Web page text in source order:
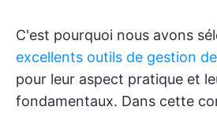
C'est pourquoi nous avons
excellents outils de gestion
pour leur aspect pratique et
fondamentaux. Dans cette